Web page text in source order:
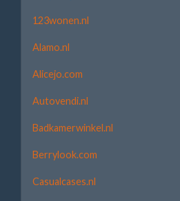
123wonen.nl
Alamo.nl
Alicejo.com
Autovendi.nl
Badkamerwinkel.nl
Berrylook.com
Casualcases.nl